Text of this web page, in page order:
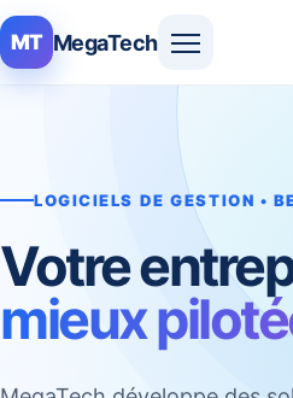
MT MegaTech
LOGICIELS DE GESTION •
Votre
mieux